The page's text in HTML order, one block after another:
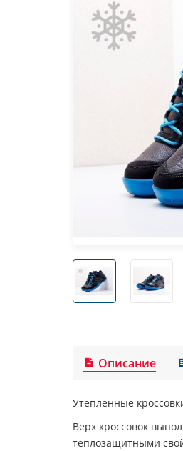
Описание
Утепленные
Верх кроссовок
теплозащитными